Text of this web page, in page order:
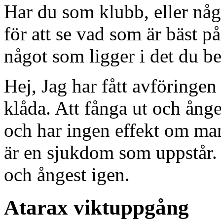
Har du som klubb, eller
för att se vad som är bäst
något som ligger i det du
Hej, Jag har fått
klåda. Att fånga ut och
och har ingen effekt om
är en sjukdom som
och ångest igen.
Atarax viktuppgång